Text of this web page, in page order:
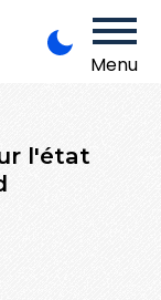
Menu
l'état